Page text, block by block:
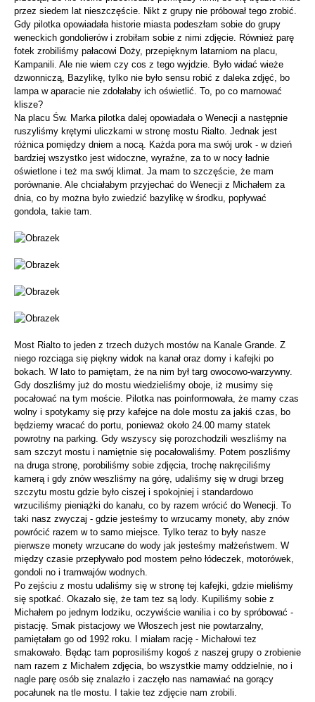
przez siedem lat nieszczęście. Nikt z grupy nie próbował tego zrobić.
Gdy pilotka opowiadała historie miasta podeszłam sobie do grupy
weneckich gondolierów i zrobiłam sobie z nimi zdjęcie. Również parę
fotek zrobiliśmy pałacowi Doży, przepięknym latarniom na placu,
Kampanili. Ale nie wiem czy cos z tego wyjdzie. Było widać wieże
dzwonniczą, Bazylikę, tylko nie było sensu robić z daleka zdjęć, bo
lampa w aparacie nie zdołałaby ich oświetlić. To, po co marnować
klisze?
Na placu Św. Marka pilotka dalej opowiadała o Wenecji a następnie
ruszyliśmy krętymi uliczkami w stronę mostu Rialto. Jednak jest
różnica pomiędzy dniem a nocą. Każda pora ma swój urok - w dzień
bardziej wszystko jest widoczne, wyraźne, za to w nocy ładnie
oświetlone i też ma swój klimat. Ja mam to szczęście, że mam
porównanie. Ale chciałabym przyjechać do Wenecji z Michałem za
dnia, co by można było zwiedzić bazylikę w środku, popływać
gondola, takie tam.
Most Rialto to jeden z trzech dużych mostów na Kanale Grande. Z
niego rozciąga się piękny widok na kanał oraz domy i kafejki po
bokach. W lato to pamiętam, że na nim był targ owocowo-warzywny.
Gdy doszliśmy już do mostu wiedzieliśmy oboje, iż musimy się
pocałować na tym moście. Pilotka nas poinformowała, że mamy czas
wolny i spotykamy się przy kafejce na dole mostu za jakiś czas, bo
będziemy wracać do portu, ponieważ około 24.00 mamy statek
powrotny na parking. Gdy wszyscy się porozchodzili weszliśmy na
sam szczyt mostu i namiętnie się pocałowaliśmy. Potem poszliśmy
na druga stronę, porobiliśmy sobie zdjęcia, trochę nakręciliśmy
kamerą i gdy znów weszliśmy na górę, udaliśmy się w drugi brzeg
szczytu mostu gdzie było ciszej i spokojniej i standardowo
wrzuciliśmy pieniążki do kanału, co by razem wrócić do Wenecji. To
taki nasz zwyczaj - gdzie jesteśmy to wrzucamy monety, aby znów
powrócić razem w to samo miejsce. Tylko teraz to były nasze
pierwsze monety wrzucane do wody jak jesteśmy małżeństwem. W
między czasie przepływało pod mostem pełno łódeczek, motorówek,
gondoli no i tramwajów wodnych.
Po zejściu z mostu udaliśmy się w stronę tej kafejki, gdzie mieliśmy
się spotkać. Okazało się, że tam tez są lody. Kupiliśmy sobie z
Michałem po jednym lodziku, oczywiście wanilia i co by spróbować -
pistację. Smak pistacjowy we Włoszech jest nie powtarzalny,
pamiętałam go od 1992 roku. I miałam rację - Michałowi tez
smakowało. Będąc tam poprosiliśmy kogoś z naszej grupy o zrobienie
nam razem z Michałem zdjęcia, bo wszystkie mamy oddzielnie, no i
nagle parę osób się znalazło i zaczęło nas namawiać na gorący
pocałunek na tle mostu. I takie tez zdjęcie nam zrobili.